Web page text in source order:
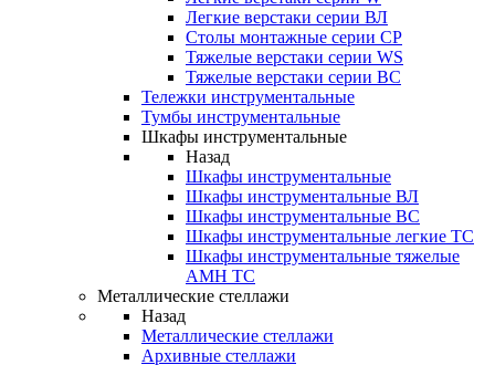
Легкие верстаки серии ВЛ
Столы монтажные серии СР
Тяжелые верстаки серии WS
Тяжелые верстаки серии ВС
Тележки инструментальные
Тумбы инструментальные
Шкафы инструментальные
Назад
Шкафы инструментальные
Шкафы инструментальные ВЛ
Шкафы инструментальные ВС
Шкафы инструментальные легкие ТС
Шкафы инструментальные тяжелые
AMH TC
Металлические стеллажи
Назад
Металлические стеллажи
Архивные стеллажи